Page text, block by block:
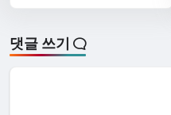
댓글 쓰기